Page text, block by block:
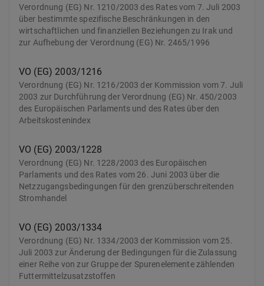
Verordnung (EG) Nr. 1210/2003 des Rates vom 7. Juli 2003
über bestimmte spezifische Beschränkungen in den
wirtschaftlichen und finanziellen Beziehungen zu Irak und
zur Aufhebung der Verordnung (EG) Nr. 2465/1996
VO (EG) 2003/1216
Verordnung (EG) Nr. 1216/2003 der Kommission vom 7. Juli
2003 zur Durchführung der Verordnung (EG) Nr. 450/2003
des Europäischen Parlaments und des Rates über den
Arbeitskostenindex
VO (EG) 2003/1228
Verordnung (EG) Nr. 1228/2003 des Europäischen
Parlaments und des Rates vom 26. Juni 2003 über die
Netzzugangsbedingungen für den grenzüberschreitenden
Stromhandel
VO (EG) 2003/1334
Verordnung (EG) Nr. 1334/2003 der Kommission vom 25.
Juli 2003 zur Änderung der Bedingungen für die Zulassung
einer Reihe von zur Gruppe der Spurenelemente zählenden
Futtermittelzusatzstoffen